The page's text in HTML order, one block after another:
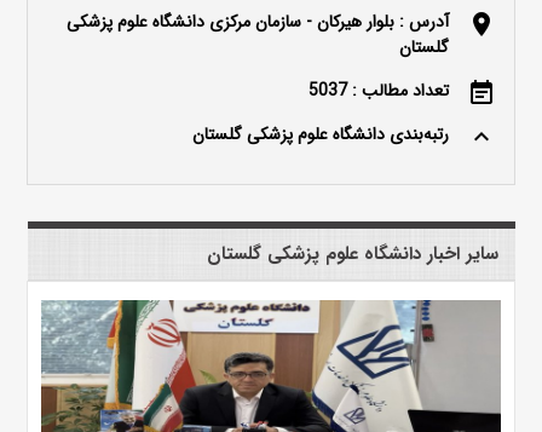
location_on
آدرس : بلوار هیرکان - سازمان مرکزی دانشگاه علوم پزشکی
گلستان
event_note تعداد مطالب : 5037
keyboard_arrow_up رتبه‌بندی دانشگاه علوم پزشکی گلستان
سایر اخبار دانشگاه علوم پزشکی گلستان